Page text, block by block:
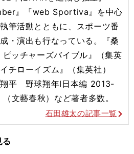
』『web Sportiva』を中心
筆活動とともに、スポーツ番
・演出も行なっている。『桑
ピッチャーズバイブル』（集英
チローイズム』（集英社）
翔平 野球翔年Ⅰ日本編 2013-
文藝春秋）など著者多数。
石田雄太の記事一覧
る